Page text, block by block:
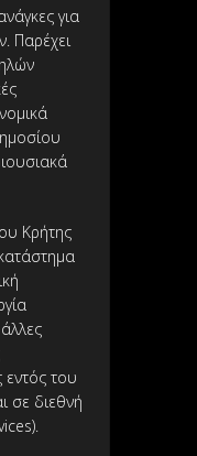
για
Παρέχει
Κρήτης
του
σε διεθνή